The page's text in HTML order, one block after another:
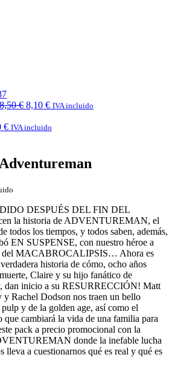
8,50€ 8,10 € IVA incluido
€ IVA incluido
DESPUÉS DEL FIN DEL
la historia de ADVENTUREMAN, el
todos los tiempos, y todos saben, además,
EN SUSPENSE, con nuestro héroe a
del MACABROCALIPSIS… Ahora es
historia de cómo, ocho años
Claire y su hijo fanático de
dan inicio a su RESURRECCIÓN! Matt
Rachel Dodson nos traen un bello
y de la golden age, así como el
que cambiará la vida de una familia para
pack a precio promocional con la
donde la inefable lucha
lleva a cuestionarnos qué es real y qué es